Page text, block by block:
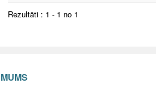
Rezultāti : 1 - 1 no 1